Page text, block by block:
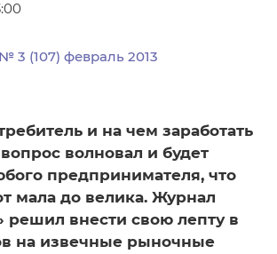
3 (107) февраль 2013
и на чем заработать
волновал и будет
предпринимателя, что
мала до велика. Журнал
решил внести свою лепту в
на извечные рыночные